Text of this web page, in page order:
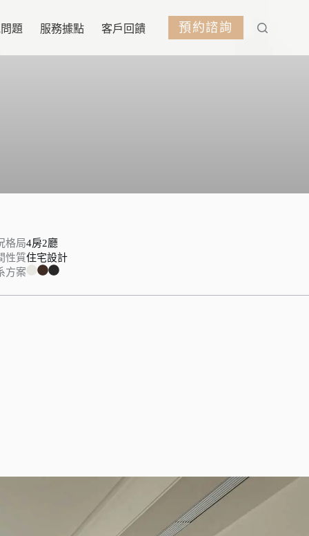
題 服務據點 客戶回饋 預約諮詢
格局4房2廳
性質住宅設計
方案